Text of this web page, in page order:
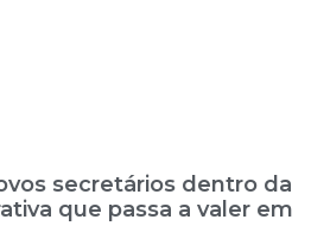
secretários dentro da
que passa a valer em